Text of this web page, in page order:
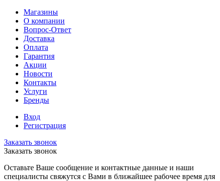
Магазины
О компании
Вопрос-Ответ
Доставка
Оплата
Гарантия
Акции
Новости
Контакты
Услуги
Бренды
Вход
Регистрация
Заказать звонок
Заказать звонок
Оставьте Ваше сообщение и контактные данные и наши
специалисты свяжутся с Вами в ближайшее рабочее время для